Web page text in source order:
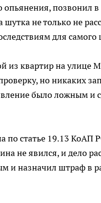
опьянения, позвонил
не только не
для самого
квартир на улице
но никаких
было ложным и
по статье 19.13
не явился, и дело
и назначил штраф в